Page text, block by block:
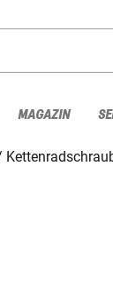
MAGAZIN